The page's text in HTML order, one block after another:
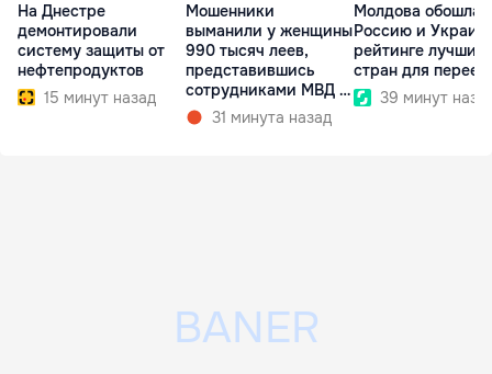
На Днестре
демонтировали
систему защиты от
нефтепродуктов
15 минут назад
Мошенники
выманили у женщины
990 тысяч леев,
представившись
сотрудниками МВД и
СИБ31 минута назад
Молдова обошла
Россию и
рейтинге лучших
стран для
39 минут